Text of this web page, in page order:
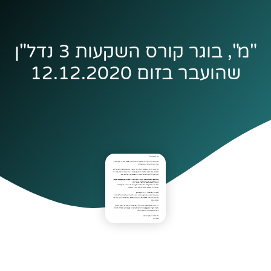
"מ", בוגר קורס השקעות 3 נדל"ן
שהועבר בזום 12.12.2020